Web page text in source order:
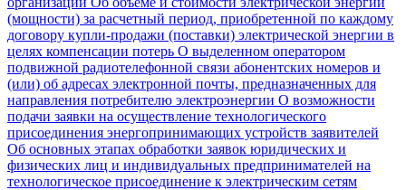
(мощности) за расчетный период, приобретенной по каждому
договору купли-продажи (поставки) электрической энергии в
целях компенсации потерь О выделенном оператором
подвижной радиотелефонной связи абонентских номеров и
(или) об адресах электронной почты, предназначенных для
направления потребителю электроэнергии О возможности
подачи заявки на осуществление технологического
присоединения энергопринимающих устройств заявителей
Об основных этапах обработки заявок юридических и
физических лиц и индивидуальных предпринимателей на
технологическое присоединение к электрическим сетям